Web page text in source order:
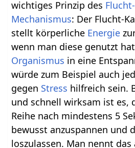
wichtiges Prinzip des
Mechanismus: Der Flucht-
stellt körperliche Energie
wenn man diese genutzt
Organismus in eine
würde zum Beispiel auch
gegen Stress hilfreich sein.
und schnell wirksam ist es,
Reihe nach mindestens 5
bewusst anzuspannen und
loszulassen. Man nennt das